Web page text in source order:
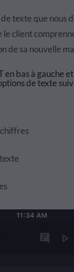
texte que nous
le client
de sa nouvelle
en bas à gauche
de texte